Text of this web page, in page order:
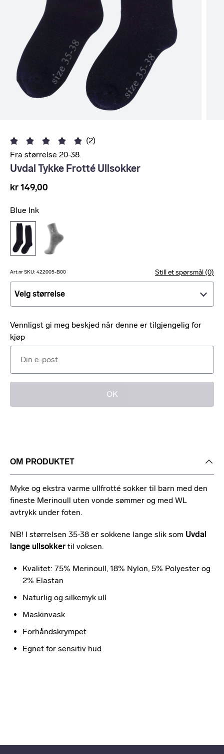
(2)
Fra størrelse 20-38.
Uvdal Tykke Frotté Ullsokker
kr 149,00
Blue Ink
Art.nr SKU: 422005-B00 Still et spørsmål (0)
Velg størrelse
Vennligst gi meg beskjed når denne er tilgjengelig for
kjøp
OK
OM PRODUKTET
Myke og ekstra varme ullfrotté sokker til barn med den
fineste Merinoull uten vonde sømmer og med WL
avtrykk under foten.
NB! I størrelsen 35-38 er sokkene lange slik som Uvdal
lange ullsokkertil voksen.
Kvalitet: 75% Merinoull, 18% Nylon, 5% Polyester og
2% Elastan
Naturlig og silkemyk ull
Maskinvask
Forhåndskrympet
Egnet for sensitiv hud